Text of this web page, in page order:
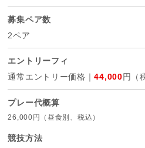
募集ペア数
2ペア
エントリーフィ
通常エントリー価格｜44,000円（
プレー代概算
26,000円（昼食別、税込）
競技方法